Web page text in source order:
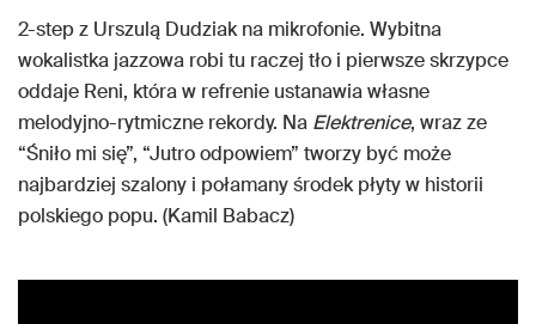
2-step z Urszulą Dudziak na mikrofonie. Wybitna
wokalistka jazzowa robi tu raczej tło i pierwsze skrzypce
oddaje Reni, która w refrenie ustanawia własne
melodyjno-rytmiczne rekordy. Na Elektrenice, wraz ze
“Śniło mi się”, “Jutro odpowiem” tworzy być może
najbardziej szalony i połamany środek płyty w historii
polskiego popu. (Kamil Babacz)